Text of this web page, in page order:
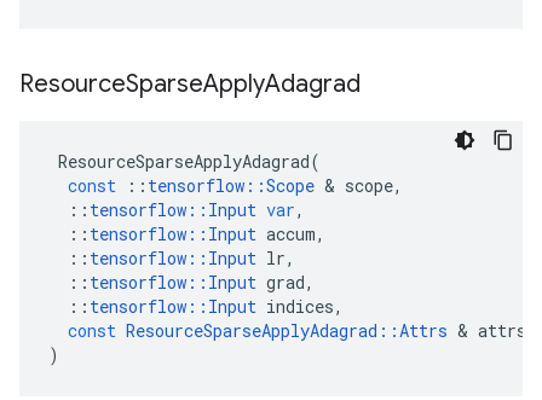
ResourceSparseApplyAdagrad
ResourceSparseApplyAdagrad(
const
:: tensorflow ::Scope & scope,
:: tensorflow :: Input var,
:: tensorflow :: Input accum,
:: tensorflow :: Input lr,
:: tensorflow :: Input grad,
:: tensorflow :: Input indices,
const ResourceSparseApplyAdagrad ::Attrs & attrs
)